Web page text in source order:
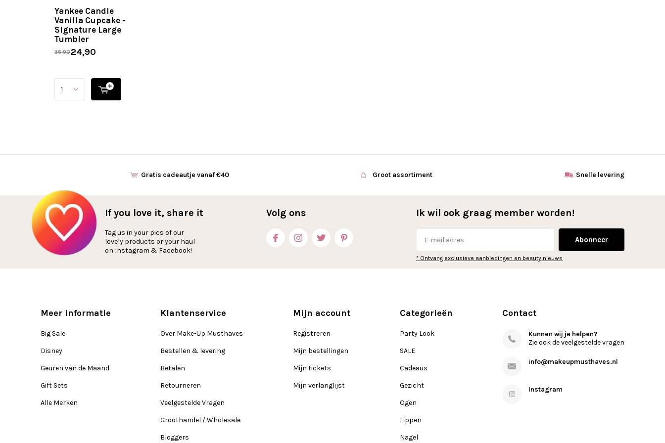
Yankee Candle
Vanilla Cupcake -
Signature Large
Tumbler
36,9024,90
Gratis cadeautje vanaf €40 Groot assortiment Snelle levering
If you love it, share it
Tag us in your pics of our
lovely products or your haul
on Instagram & Facebook!
Volg ons Ik wil ook graag member worden!
Abonneer
* Ontvang exclusieve aanbiedingen en beauty nieuws
Meer informatie
Big Sale
Disney
Geuren van de Maand
Gift Sets
Alle Merken
Klantenservice
Over Make-Up Musthaves
Bestellen & levering
Betalen
Retourneren
Veelgestelde Vragen
Groothandel / Wholesale
Bloggers
Mijn account
Registreren
Mijn bestellingen
Mijn tickets
Mijn verlanglijst
Categorieën
Party Look
SALE
Cadeaus
Gezicht
Ogen
Lippen
Nagel
Contact
Kunnen wij je helpen?
Zie ook de veelgestelde vragen
info@makeupmusthaves.nl
Instagram